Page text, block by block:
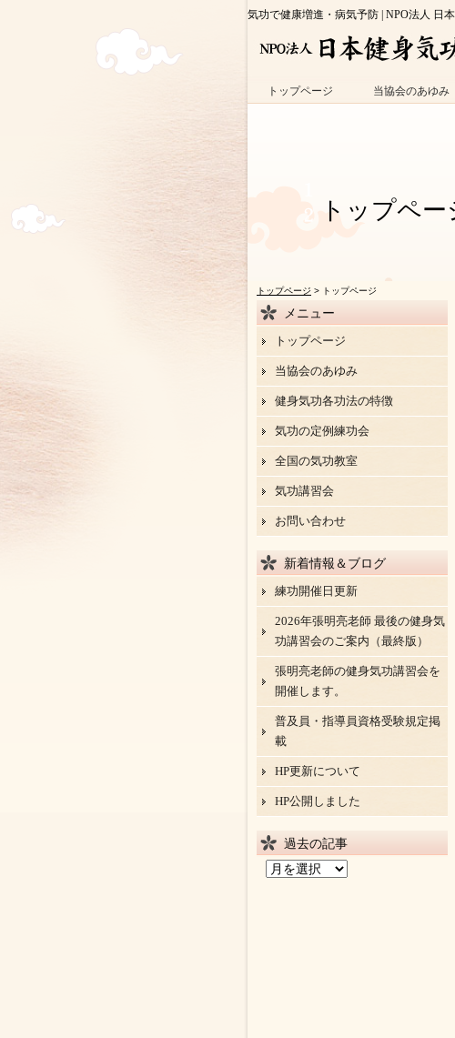
気功で健康増進・病気予防 | NPO法人 日
トップページ 当協会のあゆみ
トップペー
トップページ > トップページ
メニュー
トップページ
当協会のあゆみ
健身気功各功法の特徴
気功の定例練功会
全国の気功教室
気功講習会
お問い合わせ
新着情報＆ブログ
練功開催日更新
2026年張明亮老師 最後の健身気
功講習会のご案内（最終版）
張明亮老師の健身気功講習会を
開催します。
普及員・指導員資格受験規定掲
載
HP更新について
HP公開しました
過去の記事